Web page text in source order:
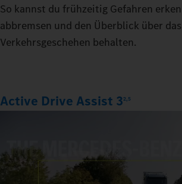
So kannst du frühzeitig Gefahren
abbremsen und den Überblick über das
Verkehrsgeschehen behalten.
Active Drive Assist 32,5